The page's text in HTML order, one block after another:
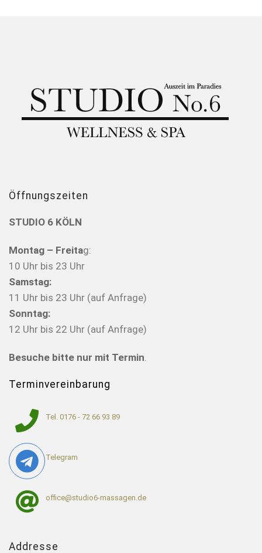
Öffnungszeiten
STUDIO 6 KÖLN
Montag – Freitag:
10 Uhr bis 23 Uhr
Samstag:
11 Uhr bis 23 Uhr (auf Anfrage)
Sonntag:
12 Uhr bis 22 Uhr (auf Anfrage)
Besuche bitte nur mit Termin.
Terminvereinbarung
Tel. 0176 - 72 66 93 89
Telegram
office@studio6-massagen.de
Addresse